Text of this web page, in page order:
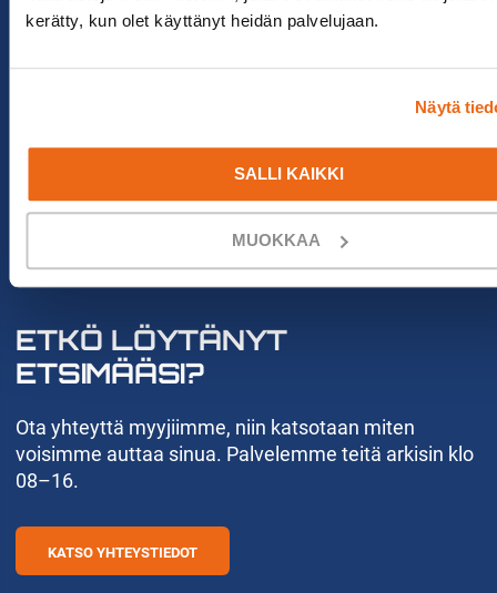
kerätty, kun olet käyttänyt heidän palvelujaan.
Näytä
SALLI KAIKKI
MUOKKAA
VOIMMEKO AUTTAA?
ETKÖ LÖYTÄNYT
ETSIMÄÄSI?
Ota yhteyttä myyjiimme, niin katsotaan miten
voisimme auttaa sinua. Palvelemme teitä arkisin klo
08–16.
KATSO YHTEYSTIEDOT